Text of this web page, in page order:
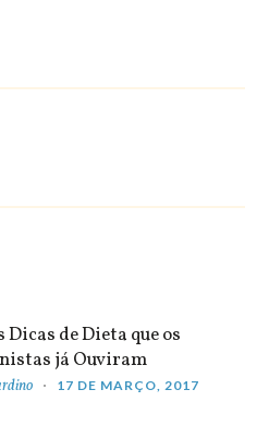
Dicas de Dieta que os
já Ouviram
17 DE MARÇO, 2017